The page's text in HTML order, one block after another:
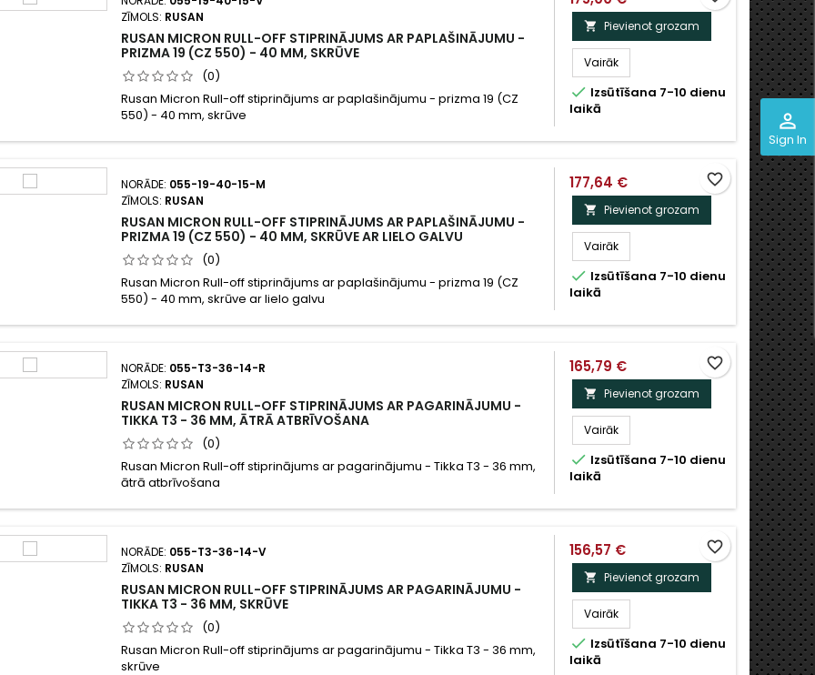
perm_identity
Sign In
ZĪMOLS: RUSAN
RUSAN MICRON RULL-OFF STIPRINĀJUMS AR PAPLAŠINĀJUMU -
PRIZMA 19 (CZ 550) - 40 MM, SKRŪVE
(0)
Rusan Micron Rull-off stiprinājums ar paplašinājumu - prizma 19 (CZ
550) - 40 mm, skrūve
 Pievienot grozam
Vairāk
 Izsūtīšana 7-10 dienu
laikā
NORĀDE: 055-19-40-15-M
ZĪMOLS: RUSAN
RUSAN MICRON RULL-OFF STIPRINĀJUMS AR PAPLAŠINĀJUMU -
PRIZMA 19 (CZ 550) - 40 MM, SKRŪVE AR LIELO GALVU
(0)
Rusan Micron Rull-off stiprinājums ar paplašinājumu - prizma 19 (CZ
550) - 40 mm, skrūve ar lielo galvu
177,64 €
 Pievienot grozam
Vairāk
 Izsūtīšana 7-10 dienu
laikā
favorite_border
NORĀDE: 055-T3-36-14-R
ZĪMOLS: RUSAN
RUSAN MICRON RULL-OFF STIPRINĀJUMS AR PAGARINĀJUMU -
TIKKA T3 - 36 MM, ĀTRĀ ATBRĪVOŠANA
(0)
Rusan Micron Rull-off stiprinājums ar pagarinājumu - Tikka T3 - 36 mm,
ātrā atbrīvošana
165,79 €
 Pievienot grozam
Vairāk
 Izsūtīšana 7-10 dienu
laikā
favorite_border
NORĀDE: 055-T3-36-14-V
ZĪMOLS: RUSAN
RUSAN MICRON RULL-OFF STIPRINĀJUMS AR PAGARINĀJUMU -
TIKKA T3 - 36 MM, SKRŪVE
(0)
Rusan Micron Rull-off stiprinājums ar pagarinājumu - Tikka T3 - 36 mm,
skrūve
156,57 €
 Pievienot grozam
Vairāk
 Izsūtīšana 7-10 dienu
laikā
favorite_border